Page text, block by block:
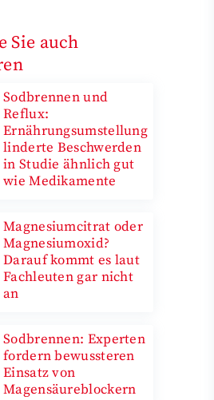
Sie auch
Sodbrennen und
Reflux:
Ernährungsumstellung
linderte Beschwerden
in Studie ähnlich gut
wie Medikamente
Magnesiumcitrat oder
Magnesiumoxid?
Darauf kommt es laut
Fachleuten gar nicht
an
Sodbrennen: Experten
fordern bewussteren
Einsatz von
Magensäureblockern